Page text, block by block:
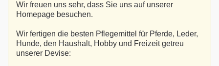
Wir freuen uns sehr, dass Sie uns auf unserer
Homepage besuchen.
Wir fertigen die besten Pflegemittel für Pferde, Leder,
Hunde, den Haushalt, Hobby und Freizeit getreu
unserer Devise: